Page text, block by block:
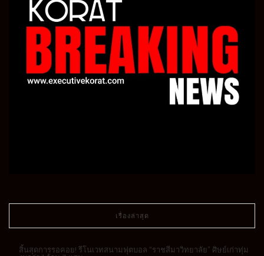
เรื่องล่าสุด
สิ้นสุดการรอคอย! รีโนเวทสนามฟุตบอล “ราชสีมาวิทยาลัย” ศิษย์เก่าทุ่ม